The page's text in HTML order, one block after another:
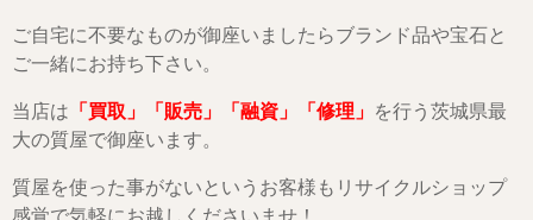
ご自宅に不要なものが御座いましたらブランド品や宝石と
ご一緒にお持ち下さい。
当店は 「買取」「販売」「融資」「修理」 を行う茨城県最
大の質屋で御座います。
質屋を使った事がないというお客様もリサイクルショップ
感覚で気軽にお越しくださいませ！